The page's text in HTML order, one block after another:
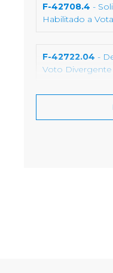
F-42708.4 -
Habilitado a
F-42722.04 -
Voto Divergente